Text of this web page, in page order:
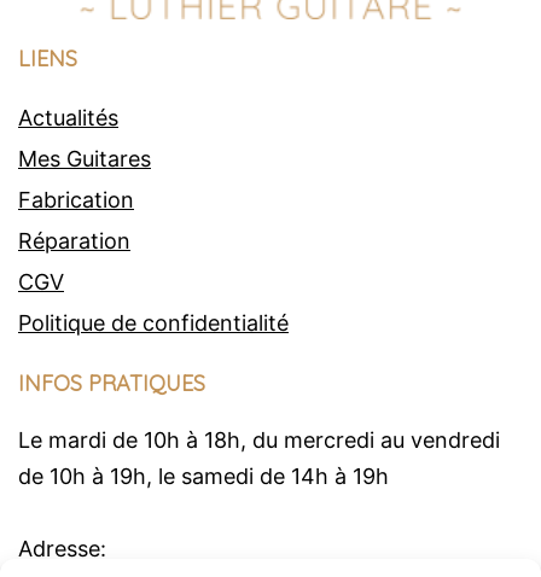
LIENS
Actualités
Mes Guitares
Fabrication
Réparation
CGV
Politique de confidentialité
INFOS PRATIQUES
Le mardi de 10h à 18h, du mercredi au vendredi
de 10h à 19h, le samedi de 14h à 19h
Adresse: